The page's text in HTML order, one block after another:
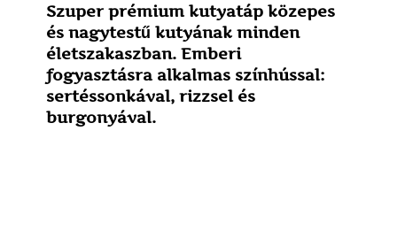
Szuper prémium kutyatáp közepes
és nagytestű kutyának minden
életszakaszban. Emberi
fogyasztásra alkalmas színhússal:
sertéssonkával, rizzsel és
burgonyával.